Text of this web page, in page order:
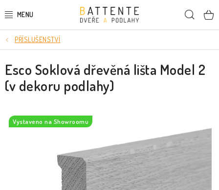
na
DVEŘE
SMRKOVÉ DVEŘE
PODLAHY
LIŠTY A DEKORAČNÍ PRVKY
SKRYTÉ ZÁRUBNĚ
PŘÍSLUŠENSTVÍ
Esco Soklová dřevěná lišta Model 2
(v dekoru podlahy)
Vystaveno na Showroomu